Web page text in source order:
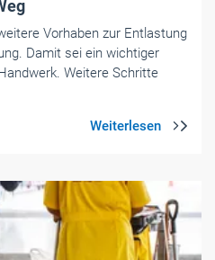
Vorhaben zur Entlastung
Damit sei ein wichtiger
Weitere Schritte